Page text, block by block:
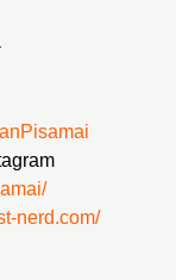
nerd.com/